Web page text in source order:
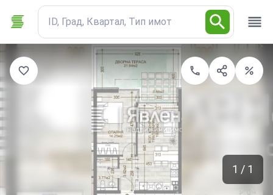
ID, Град, Квартал, Тип имот
1 / 1